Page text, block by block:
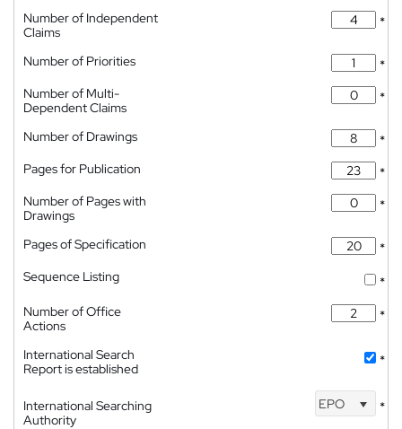
Number of Independent
Claims
*
Number of Priorities
*
Number of Multi-
Dependent Claims
*
Number of Drawings
*
Pages for Publication
*
Number of Pages with
Drawings
*
Pages of Specification
*
Sequence Listing
*
Number of Office
Actions
*
International Search
Report is established
*
International Searching
Authority
EPO *